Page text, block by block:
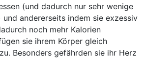
(und dadurch nur sehr wenige
und andererseits indem sie exzessiv
noch mehr Kalorien
sie ihrem Körper gleich
zu. Besonders gefährden sie ihr Herz